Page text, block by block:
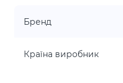
Бренд
Країна виробник